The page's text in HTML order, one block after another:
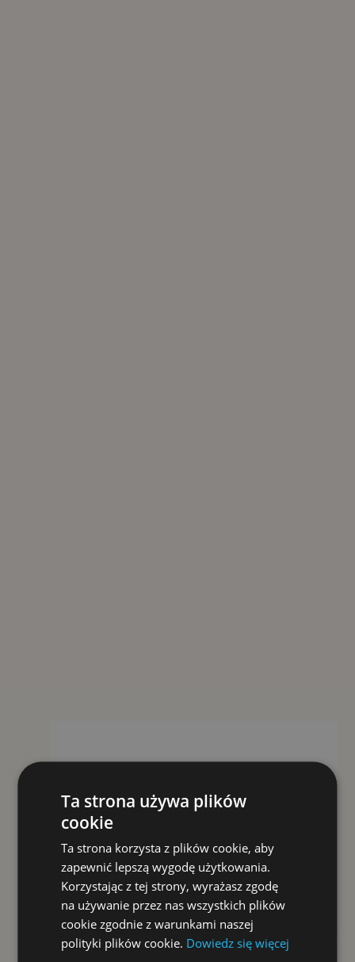
Ta strona używa plików
cookie
Ta strona korzysta z plików cookie, aby
zapewnić lepszą wygodę użytkowania.
Korzystając z tej strony, wyrażasz zgodę
na używanie przez nas wszystkich plików
cookie zgodnie z warunkami naszej
polityki plików cookie. Dowiedz się więcej